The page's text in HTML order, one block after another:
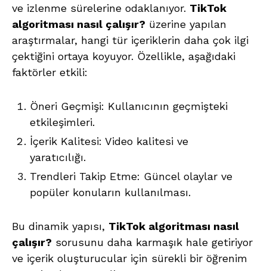
ve izlenme sürelerine odaklanıyor. TikTok
algoritması nasıl çalışır? üzerine yapılan
araştırmalar, hangi tür içeriklerin daha çok ilgi
çektiğini ortaya koyuyor. Özellikle, aşağıdaki
faktörler etkili:
Öneri Geçmişi: Kullanıcının geçmişteki
etkileşimleri.
İçerik Kalitesi: Video kalitesi ve
yaratıcılığı.
Trendleri Takip Etme: Güncel olaylar ve
popüler konuların kullanılması.
Bu dinamik yapısı, TikTok algoritması nasıl
çalışır? sorusunu daha karmaşık hale getiriyor
ve içerik oluşturucular için sürekli bir öğrenim